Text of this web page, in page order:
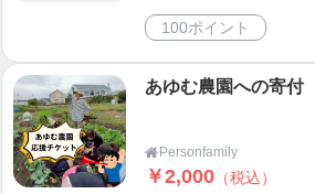
100ポイント
あゆむ農園への寄付
 Personfamily
￥2,000 （税込）